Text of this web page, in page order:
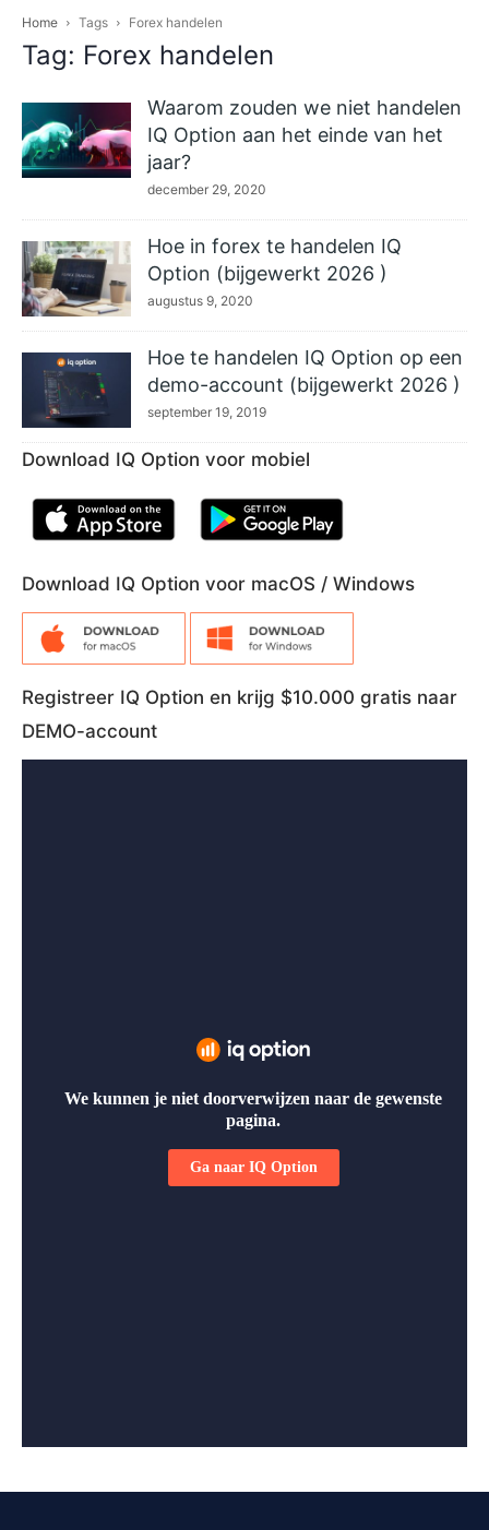
Home Tags Forex handelen
Tag: Forex handelen
Waarom zouden we niet handelen
IQ Option aan het einde van het
jaar?
december 29, 2020
Hoe in forex te handelen IQ
Option (bijgewerkt 2026 )
augustus 9, 2020
Hoe te handelen IQ Option op een
demo-account (bijgewerkt 2026 )
september 19, 2019
Download IQ Option voor mobiel
Download IQ Option voor macOS / Windows
Registreer IQ Option en krijg $10.000 gratis naar
DEMO-account